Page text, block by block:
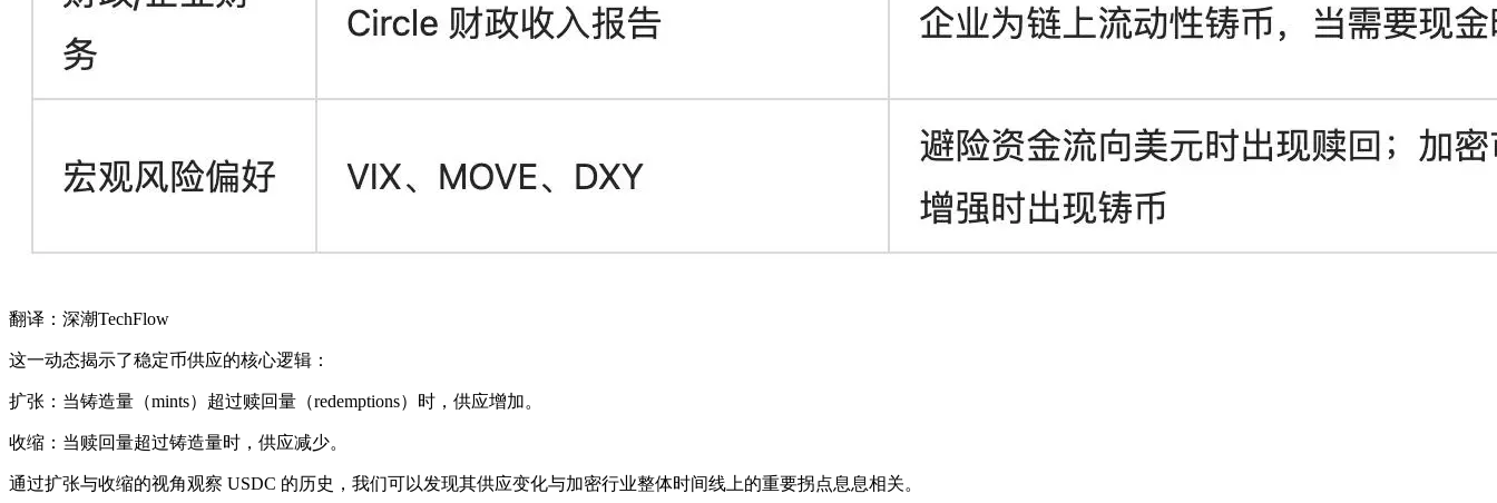
翻译：深潮TechFlow
这一动态揭示了稳定币供应的核心逻辑：
扩张：当铸造量（mints）超过赎回量（redemptions）时，供应增加。
收缩：当赎回量超过铸造量时，供应减少。
通过扩张与收缩的视角观察 USDC 的历史，我们可以发现其供应变化与加密行业整体时间线上的重要拐点息息相关。